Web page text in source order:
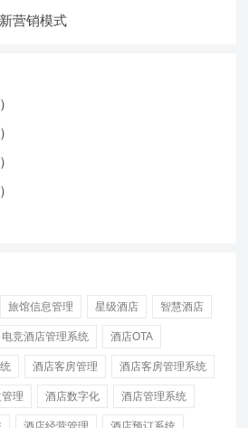
营销模式
旅馆信息管理 星级酒店 智慧酒店
电竞酒店管理系统 酒店OTA
酒店客房管理 酒店客房管理系统
理 酒店数字化 酒店管理系统